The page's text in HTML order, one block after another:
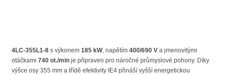
4LC-355L1-8 s výkonem 185 kW, napětím 400/690 V a jmenovitými
otáčkami 740 ot./min je připraven pro náročné průmyslové pohony. Díky
výšce osy 355 mm a třídě efektivity IE4 přináší vyšší energetickou